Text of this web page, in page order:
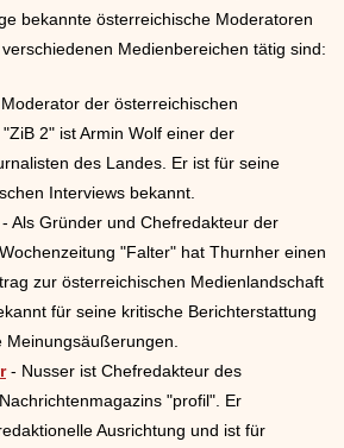
bekannte österreichische Moderatoren
Medienbereichen tätig sind:
der österreichischen
2" ist Armin Wolf einer der
des Landes. Er ist für seine
Interviews bekannt.
Als Gründer und Chefredakteur der
"Falter" hat Thurnher einen
zur österreichischen Medienlandschaft
für seine kritische Berichterstattung
- Nusser ist Chefredakteur des
"profil". Er
Ausrichtung und ist für